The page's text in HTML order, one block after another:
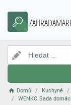
Domů Kuchyně
WENKO Sada